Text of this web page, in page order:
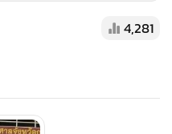
องดำเนินคดีกับกลุ่มพยาน
และนายแผน ส่วนจะมีใคร
น คาดว่าจะเริ่มฟ้องพยาน
4,281